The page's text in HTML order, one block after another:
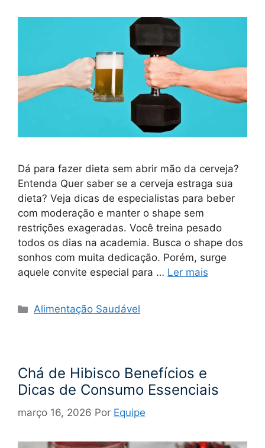
Dá para fazer dieta sem abrir mão da cerveja?
Entenda Quer saber se a cerveja estraga sua
dieta? Veja dicas de especialistas para beber
com moderação e manter o shape sem
restrições exageradas. Você treina pesado
todos os dias na academia. Busca o shape dos
sonhos com muita dedicação. Porém, surge
aquele convite especial para … Ler mais
Categorias
Alimentação Saudável
Chá de Hibisco Benefícios e
Dicas de Consumo Essenciais
março 16, 2026 Por Equipe